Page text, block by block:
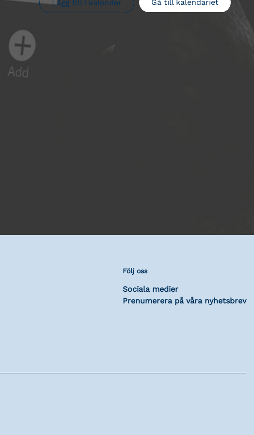
Gå till kalendariet
Lägg till i kalender
Följ oss
Sociala medier
Prenumerera på våra nyhetsbrev